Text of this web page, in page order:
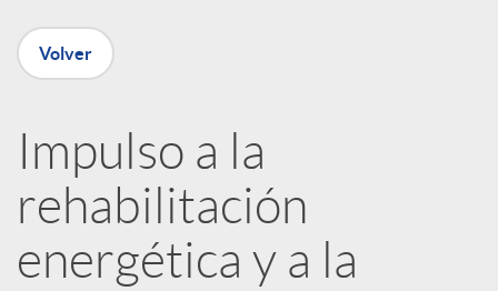
p
a
r
Volver
Impulso a la
rehabilitación
energética y a la